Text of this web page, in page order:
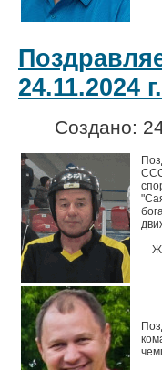
24.11.2024 г.
Создано: